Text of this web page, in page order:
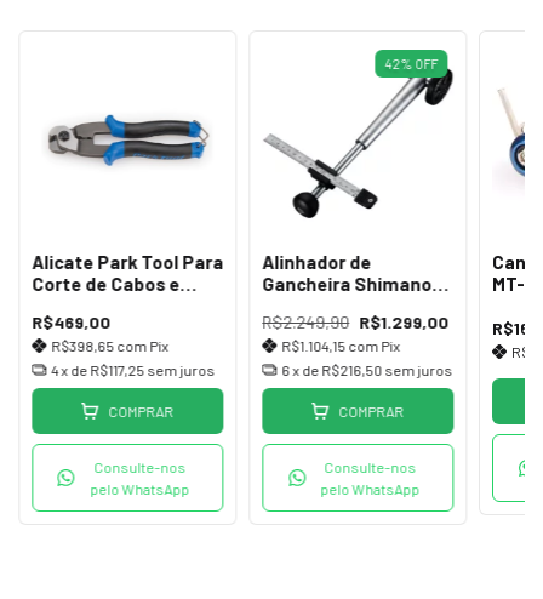
Alicate Park Tool Para
Corte de Cabos e
R$469,00
R$398,65 com Pix
4x de R$117,25 sem juros
COMPRAR
Consulte-nos
pelo WhatsApp
42% OFF
Alinhador de
Gancheira Shimano
R$2.249,90 R$1.299,00
R$1.104,15 com Pix
6x de R$216,50 sem juros
COMPRAR
Consulte-nos
pelo WhatsApp
MT-